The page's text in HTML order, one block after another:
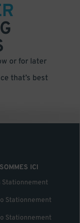
or for later
that’s best
ICI
Stationnement
Stationnement
Stationnement